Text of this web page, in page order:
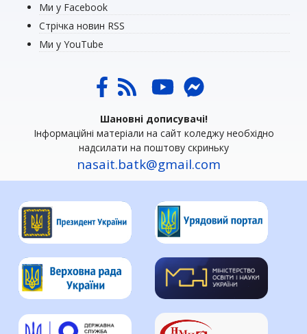
Ми у Facebook
Стрічка новин RSS
Ми у YouTube
Шановні дописувачі!
Інформаційні матеріали на сайт коледжу необхідно
надсилати на поштову скриньку
nasait.batk@gmail.com